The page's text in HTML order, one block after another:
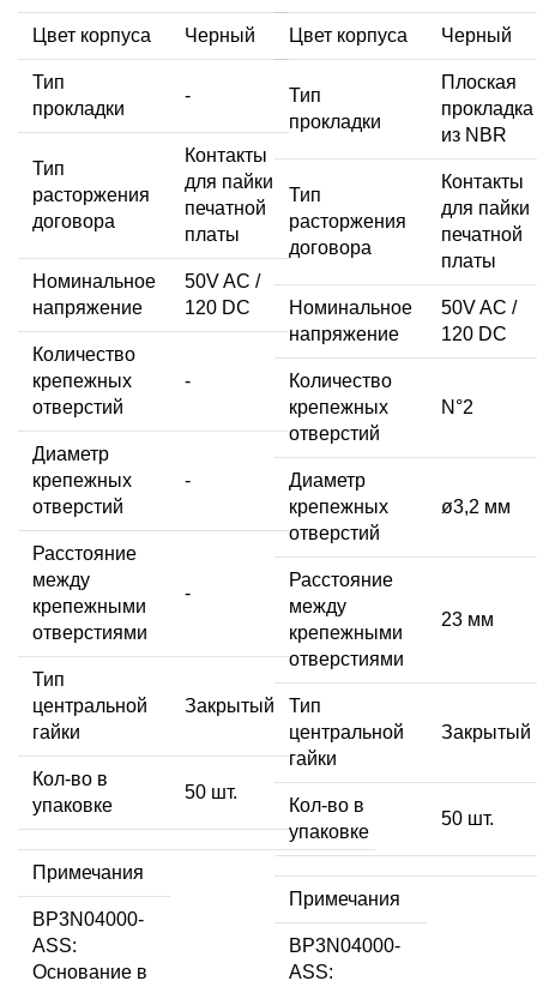
Цвет корпуса Черный
Тип
прокладки
-
Тип
расторжения
договора
Контакты
для пайки
печатной
платы
Номинальное
напряжение
50V AC /
120 DC
Количество
крепежных
отверстий
-
Диаметр
крепежных
отверстий
-
Расстояние
между
крепежными
отверстиями
-
Тип
центральной
гайки
Закрытый
Кол-во в
упаковке
50 шт.
Примечания
BP3N04000-
ASS:
Основание в
Цвет корпуса Черный
Тип
прокладки
Плоская
прокладка
из NBR
Тип
расторжения
договора
Контакты
для пайки
печатной
платы
Номинальное
напряжение
50V AC /
120 DC
Количество
крепежных
отверстий
N°2
Диаметр
крепежных
отверстий
ø3,2 мм
Расстояние
между
крепежными
отверстиями
23 мм
Тип
центральной
гайки
Закрытый
Кол-во в
упаковке
50 шт.
Примечания
BP3N04000-
ASS: